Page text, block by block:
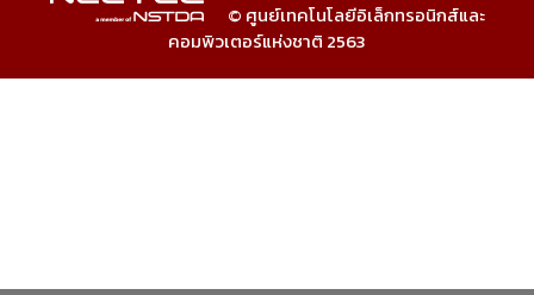
© ศูนย์เทคโนโลยีอิเล็กทรอนิกส์และ
คอมพิวเตอร์แห่งชาติ 2563